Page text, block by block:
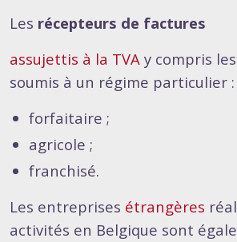
Les récepteurs de factures
assujettis à la TVA y compris
soumis à un régime particulier :
forfaitaire ;
agricole ;
franchisé.
Les entreprises étrangères
activités en Belgique sont